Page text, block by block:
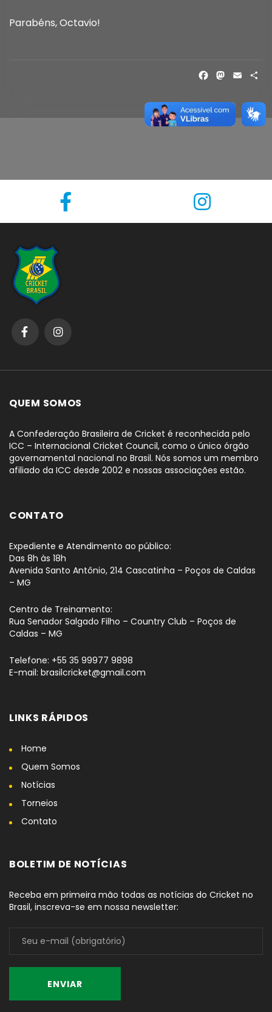
Parabéns, Octavio!
QUEM SOMOS
A Confederação Brasileira de Cricket é reconhecida pelo
ICC – Internacional Cricket Council, como o único órgão
governamental nacional no Brasil. Nós somos um membro
afiliado da ICC desde 2002 e nossas associações estão.
CONTATO
Expediente e Atendimento ao público:
Das 8h às 18h
Avenida Santo Antônio, 214 Cascatinha – Poços de Caldas
– MG
Centro de Treinamento:
Rua Senador Salgado Filho – Country Club – Poços de
Caldas – MG
Telefone: +55 35 99977 9898
E-mail: brasilcricket@gmail.com
LINKS RÁPIDOS
Home
Quem Somos
Notícias
Torneios
Contato
BOLETIM DE NOTÍCIAS
Receba em primeira mão todas as notícias do Cricket no
Brasil, inscreva-se em nossa newsletter: